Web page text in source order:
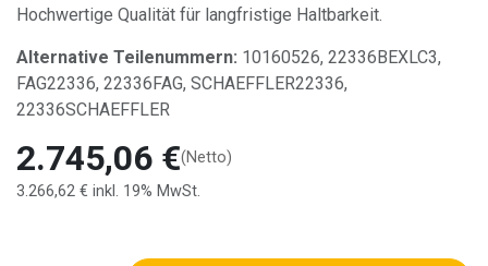
Hochwertige Qualität für langfristige Haltbarkeit.
Alternative Teilenummern: 10160526, 22336BEXLC3,
FAG22336, 22336FAG, SCHAEFFLER22336,
22336SCHAEFFLER
2.745,06 €(Netto)
3.266,62 € inkl. 19% MwSt.